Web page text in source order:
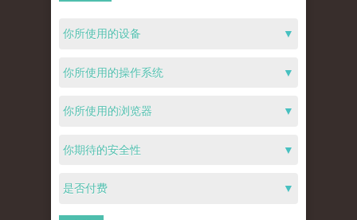
▼
你所使用的设备
▼
你所使用的操作系统
▼
你所使用的浏览器
▼
你期待的安全性
▼
是否付费